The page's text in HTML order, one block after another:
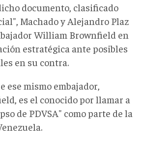
documento, clasificado
Machado y Alejandro Plaz
William Brownfield en
estratégica ante posibles
en su contra.
ese mismo embajador,
, es el conocido por llamar a
de PDVSA" como parte de la
a.